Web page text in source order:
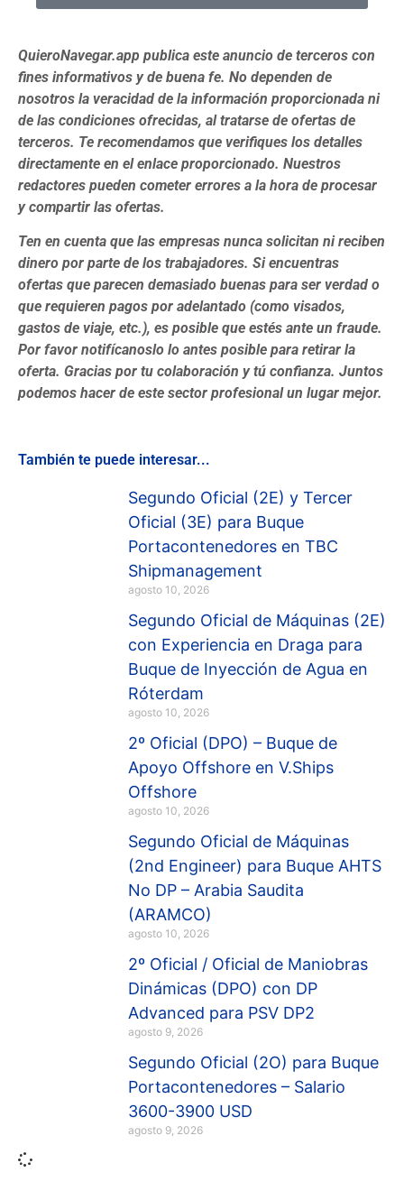
QuieroNavegar.app publica este anuncio de terceros con
fines informativos y de buena fe. No dependen de
nosotros la veracidad de la información proporcionada ni
de las condiciones ofrecidas, al tratarse de ofertas de
terceros. Te recomendamos que verifiques los detalles
directamente en el enlace proporcionado. Nuestros
redactores pueden cometer errores a la hora de procesar
y compartir las ofertas.
Ten en cuenta que las empresas nunca solicitan ni reciben
dinero por parte de los trabajadores. Si encuentras
ofertas que parecen demasiado buenas para ser verdad o
que requieren pagos por adelantado (como visados,
gastos de viaje, etc.), es posible que estés ante un fraude.
Por favor notifícanoslo lo antes posible para retirar la
oferta. Gracias por tu colaboración y tú confianza. Juntos
podemos hacer de este sector profesional un lugar mejor.
También te puede interesar...
Segundo Oficial (2E) y Tercer
Oficial (3E) para Buque
Portacontenedores en TBC
Shipmanagement
agosto 10, 2026
Segundo Oficial de Máquinas (2E)
con Experiencia en Draga para
Buque de Inyección de Agua en
Róterdam
agosto 10, 2026
2º Oficial (DPO) – Buque de
Apoyo Offshore en V.Ships
Offshore
agosto 10, 2026
Segundo Oficial de Máquinas
(2nd Engineer) para Buque AHTS
No DP – Arabia Saudita
(ARAMCO)
agosto 10, 2026
2º Oficial / Oficial de Maniobras
Dinámicas (DPO) con DP
Advanced para PSV DP2
agosto 9, 2026
Segundo Oficial (2O) para Buque
Portacontenedores – Salario
3600-3900 USD
agosto 9, 2026